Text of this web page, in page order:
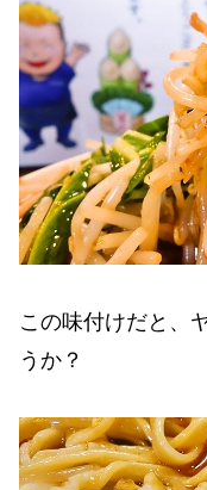
この味付けだと、
うか？